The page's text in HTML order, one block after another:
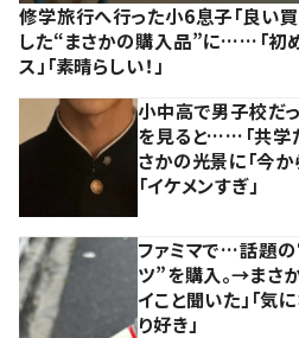
修学旅行へ行った小6息子「良い
した“まさかの購入品”に……「初め
ス」「素晴らしい！」
小中高で男子校だ
を見ると……「共学
さかの光景に「今
「イケメンすぎ」
ファミマで…話題
ツ”を購入。→まさ
イこと聞いた」「気
り好き」